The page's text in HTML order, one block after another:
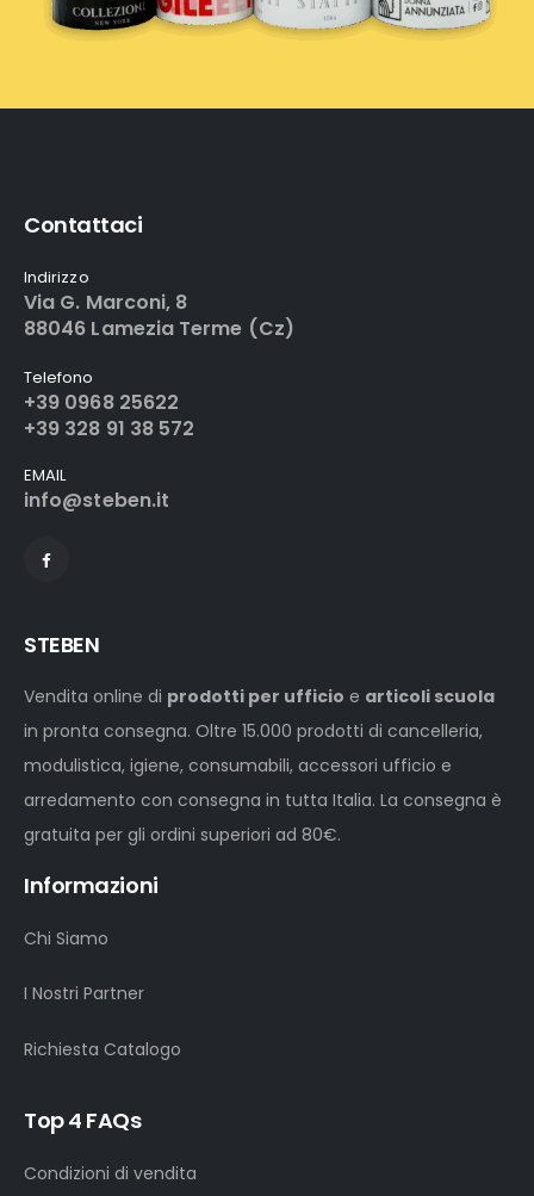
Contattaci
Indirizzo
Via G. Marconi, 8
88046 Lamezia Terme (Cz)
Telefono
+39 0968 25622
+39 328 91 38 572
EMAIL
info@steben.it
STEBEN
Vendita online di prodotti per ufficio e articoli scuola
in pronta consegna. Oltre 15.000 prodotti di cancelleria,
modulistica, igiene, consumabili, accessori ufficio e
arredamento con consegna in tutta Italia. La consegna è
gratuita per gli ordini superiori ad 80€.
Informazioni
Chi Siamo
I Nostri Partner
Richiesta Catalogo
Top 4 FAQs
Condizioni di vendita